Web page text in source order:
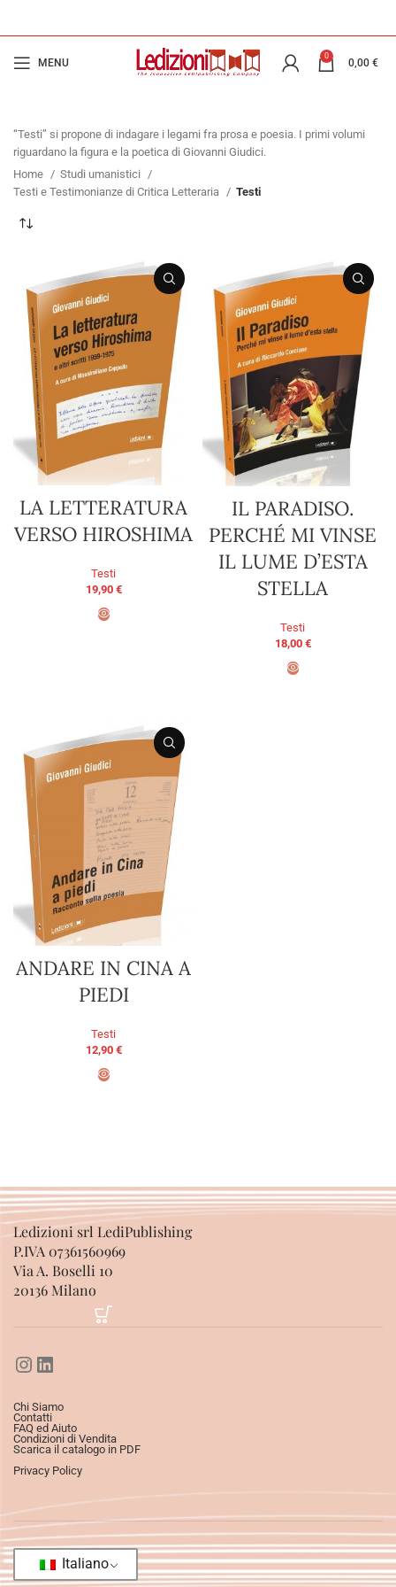
MENU
0
0,00 €
“Testi” si propone di indagare i legami fra prosa e poesia. I primi volumi
riguardano la figura e la poetica di Giovanni Giudici.
Home
Studi umanistici
Testi e Testimonianze di Critica Letteraria
Testi
LA LETTERATURA
VERSO HIROSHIMA
Testi
19,90 €
IL PARADISO.
PERCHÉ MI VINSE
IL LUME D’ESTA
STELLA
Testi
18,00 €
ANDARE IN CINA A
PIEDI
Testi
12,90 €
Ledizioni srl LediPublishing
P.IVA 07361560969
Via A. Boselli 10
20136 Milano
Chi Siamo
Contatti
FAQ ed Aiuto
Condizioni di Vendita
Scarica il catalogo in PDF
Privacy Policy
Italiano